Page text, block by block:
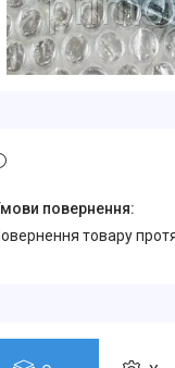
повернення товару